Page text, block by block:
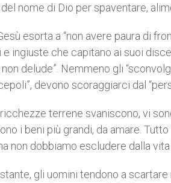
nome di Dio per spaventare,
esorta a “non avere paura di
e ingiuste che capitano ai suoi
non delude”. Nemmeno gli
devono scoraggiarci dal
terrene svaniscono, vi
i beni più grandi, da amare.
non dobbiamo escludere dalla vita
gli uomini tendono a scartare